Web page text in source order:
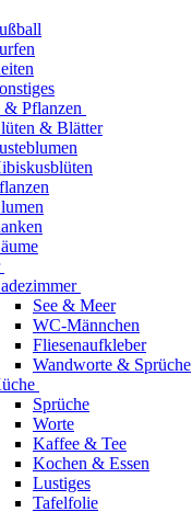
Pflanzen
& Blätter
See & Meer
WC-Männchen
Fliesenaufkleber
Wandworte & Sprüche
Sprüche
Worte
Kaffee & Tee
Kochen & Essen
Lustiges
Tafelfolie